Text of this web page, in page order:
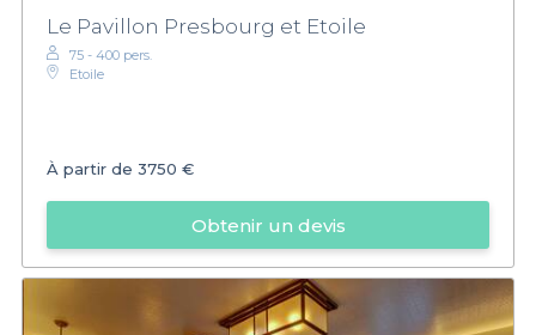
Le Pavillon Presbourg et Etoile
75 - 400 pers.
Etoile
À partir de 3750 €
Obtenir un devis